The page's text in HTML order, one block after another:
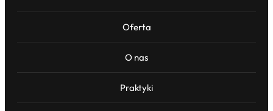
Oferta
O nas
Praktyki